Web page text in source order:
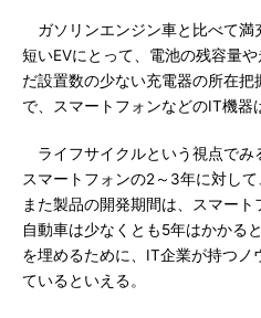
ガソリンエンジン車と比べて満
短いEVにとって、電池の残容量
だ設置数の少ない充電器の所在
で、スマートフォンなどのIT機器
ライフサイクルという視点でみ
スマートフォンの2～3年に対して
また製品の開発期間は、スマート
自動車は少なくとも5年はかかる
を埋めるために、IT企業が持つノ
ているといえる。